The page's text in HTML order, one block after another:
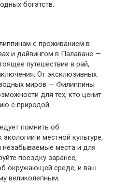
богатств.
с проживанием в
и дайвингом в Палаване —
путешествие в рай,
От эксклюзивных
миров — Филиппины
для тех, кто ценит
с природой.
помнить об
и местной культуре,
незабываемые места и для
поездку заранее,
окружающей среде, и ваш
великолепным.